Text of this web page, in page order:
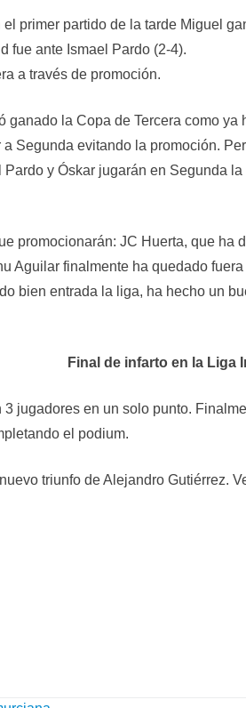
primer partido de la tarde Miguel
fue ante Ismael Pardo (2-4).
a través de promoción.
la Copa de Tercera como
Segunda evitando la promoción.
y Óskar jugarán en Segunda
promocionarán: JC Huerta, que
Aguilar finalmente ha quedado
bien entrada la liga, ha hecho un
Final de infarto en la Liga
jugadores en un solo punto.
el podium.
triunfo de Alejandro Gutiérrez.